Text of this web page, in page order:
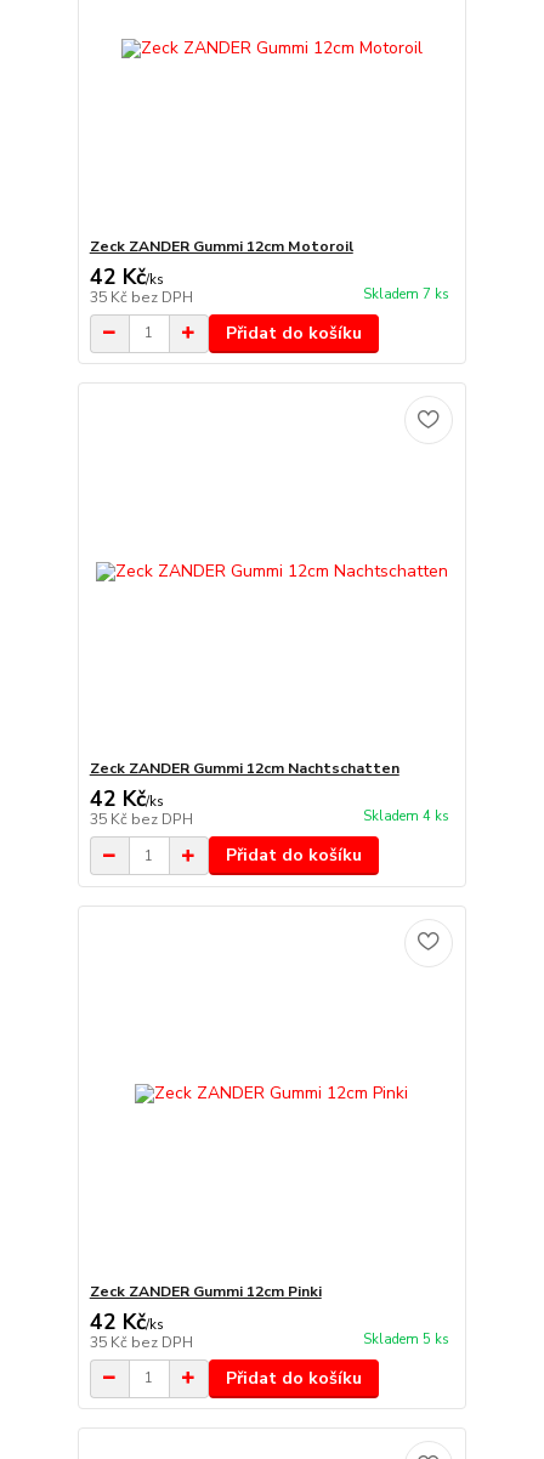
Zeck ZANDER Gummi 12cm Motoroil
42 Kč/ks
35 Kč bez DPH Skladem 7 ks
Přidat do košíku
Zeck ZANDER Gummi 12cm Nachtschatten
42 Kč/ks
35 Kč bez DPH Skladem 4 ks
Přidat do košíku
Zeck ZANDER Gummi 12cm Pinki
42 Kč/ks
35 Kč bez DPH Skladem 5 ks
Přidat do košíku